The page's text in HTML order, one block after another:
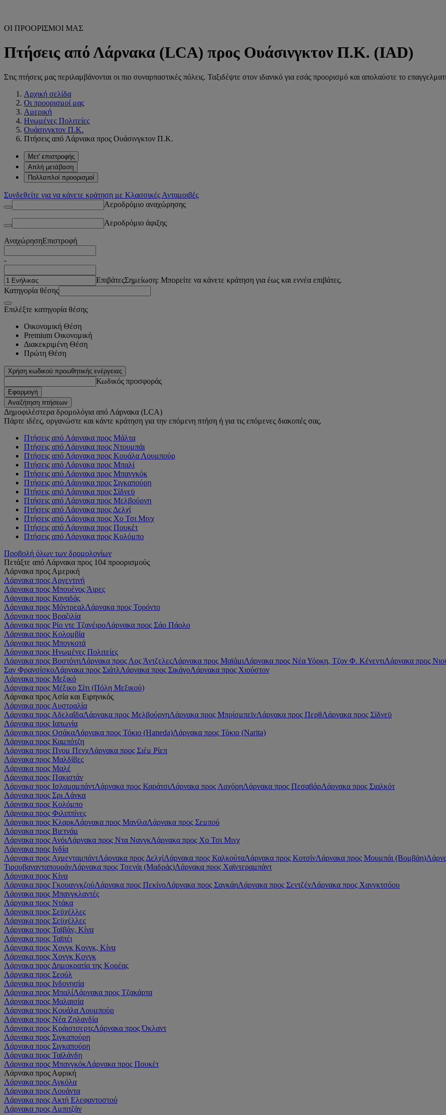
ΟΙ ΠΡΟΟΡΙΣΜΟΙ ΜΑΣ
Πτήσεις από Λάρνακα (LCA) προς Ουάσινγκτον Π.Κ. (IAD)
Στις πτήσεις μας περιλαμβάνονται οι πιο συναρπαστικές πόλεις. Ταξιδέψτε στον ιδανικό για εσάς προορισμό και απολαύστε το
Αρχική σελίδα
Οι προορισμοί μας
Αμερική
Ηνωμένες Πολιτείες
Ουάσινγκτον Π.Κ.
Πτήσεις από Λάρνακα προς Ουάσινγκτον Π.Κ.
Μετ' επιστροφής
Απλή μετάβαση
Πολλαπλοί προορισμοί
Συνδεθείτε για να κάνετε κράτηση με Κλασσικές Ανταμοιβές
Αεροδρόμιο αναχώρησης
Αεροδρόμιο άφιξης
ΑναχώρησηΕπιστροφή
-
ΕπιβάτεςΣημείωση: Μπορείτε να κάνετε κράτηση για έως και εννέα επιβάτες.
Κατηγορία θέσης
Επιλέξτε κατηγορία θέσης
Οικονομική Θέση
Premium Οικονομική
Διακεκριμένη Θέση
Πρώτη Θέση
Χρήση κωδικού προωθητικής ενέργειας
Κωδικός προσφοράς
Εφαρμογή
Αναζήτηση πτήσεων
Δημοφιλέστερα δρομολόγια από Λάρνακα (LCA)
Πάρτε ιδέες, οργανώστε και κάντε κράτηση για την επόμενη πτήση ή για τις επόμενες διακοπές σας.
Πτήσεις από Λάρνακα προς Μάλτα
Πτήσεις από Λάρνακα προς Ντουμπάι
Πτήσεις από Λάρνακα προς Κουάλα Λουμπούρ
Πτήσεις από Λάρνακα προς Μπαλί
Πτήσεις από Λάρνακα προς Μπανγκόκ
Πτήσεις από Λάρνακα προς Σιγκαπούρη
Πτήσεις από Λάρνακα προς Σίδνεϋ
Πτήσεις από Λάρνακα προς Μελβούρνη
Πτήσεις από Λάρνακα προς Δελχί
Πτήσεις από Λάρνακα προς Χο Τσι Μινχ
Πτήσεις από Λάρνακα προς Πουκέτ
Πτήσεις από Λάρνακα προς Κολόμπο
Προβολή όλων των δρομολογίων
Πετάξτε από Λάρνακα προς 104 προορισμούς
Λάρνακα προς Αμερική
Λάρνακα προς Αργεντινή
Λάρνακα προς Μπουένος Άιρες
Λάρνακα προς Καναδάς
Λάρνακα προς ΜόντρεαλΛάρνακα προς Τορόντο
Λάρνακα προς Βραζιλία
Λάρνακα προς Ρίο ντε ΤζανέιροΛάρνακα προς Σάο Πάολο
Λάρνακα προς Κολομβία
Λάρνακα προς Μπογκοτά
Λάρνακα προς Ηνωμένες Πολιτείες
Λάρνακα προς ΒοστόνηΛάρνακα προς Λος ΆντζελεςΛάρνακα προς ΜαϊάμιΛάρνακα προς Νέα Υόρκη, Τζον Φ. ΚένεντιΛάρνακα προς
Σαν ΦρανσίσκοΛάρνακα προς ΣιάτλΛάρνακα προς ΣικάγοΛάρνακα προς Χιούστον
Λάρνακα προς Μεξικό
Λάρνακα προς Μέξικο Σίτι (Πόλη Μεξικού)
Λάρνακα προς Ασία και Ειρηνικός
Λάρνακα προς Αυστραλία
Λάρνακα προς ΑδελαΐδαΛάρνακα προς ΜελβούρνηΛάρνακα προς ΜπρίσμπεϊνΛάρνακα προς ΠερθΛάρνακα προς Σίδνεϋ
Λάρνακα προς Ιαπωνία
Λάρνακα προς ΟσάκαΛάρνακα προς Τόκιο (Haneda)Λάρνακα προς Τόκιο (Narita)
Λάρνακα προς Καμπότζη
Λάρνακα προς Πνομ ΠενχΛάρνακα προς Σιέμ Ρίεπ
Λάρνακα προς Μαλδίβες
Λάρνακα προς Μαλέ
Λάρνακα προς Πακιστάν
Λάρνακα προς ΙσλαμαμπάντΛάρνακα προς ΚαράτσιΛάρνακα προς ΛαχόρηΛάρνακα προς ΠεσαβάρΛάρνακα προς Σιαλκότ
Λάρνακα προς Σρι Λάνκα
Λάρνακα προς Κολόμπο
Λάρνακα προς Φιλιππίνες
Λάρνακα προς ΚλαρκΛάρνακα προς ΜανίλαΛάρνακα προς Σεμπού
Λάρνακα προς Βιετνάμ
Λάρνακα προς ΑνόιΛάρνακα προς Ντα ΝανγκΛάρνακα προς Χο Τσι Μινχ
Λάρνακα προς Ινδία
Λάρνακα προς ΑχμενταμπάντΛάρνακα προς ΔελχίΛάρνακα προς ΚαλκούταΛάρνακα προς ΚοτσίνΛάρνακα προς Μουμπάι (Βομβάη)
ΤιρουβανανταπουράνΛάρνακα προς Τσενάι (Μαδράς)Λάρνακα προς Χαϊντεραμπάντ
Λάρνακα προς Κίνα
Λάρνακα προς ΓκουανγκζούΛάρνακα προς ΠεκίνοΛάρνακα προς ΣαγκάηΛάρνακα προς ΣεντζένΛάρνακα προς Χανγκτσόου
Λάρνακα προς Μπανγκλαντές
Λάρνακα προς Ντάκα
Λάρνακα προς Σεϋχέλλες
Λάρνακα προς Σεϋχέλλες
Λάρνακα προς Ταϊβάν, Κίνα
Λάρνακα προς Ταϊπέι
Λάρνακα προς Χονγκ Κονγκ, Κίνα
Λάρνακα προς Χονγκ Κονγκ
Λάρνακα προς Δημοκρατία της Κορέας
Λάρνακα προς Σεούλ
Λάρνακα προς Ινδονησία
Λάρνακα προς ΜπαλίΛάρνακα προς Τζακάρτα
Λάρνακα προς Μαλαισία
Λάρνακα προς Κουάλα Λουμπούρ
Λάρνακα προς Νέα Ζηλανδία
Λάρνακα προς ΚράιστσερτςΛάρνακα προς Όκλαντ
Λάρνακα προς Σιγκαπούρη
Λάρνακα προς Σιγκαπούρη
Λάρνακα προς Ταϊλάνδη
Λάρνακα προς ΜπανγκόκΛάρνακα προς Πουκέτ
Λάρνακα προς Αφρική
Λάρνακα προς Αγκόλα
Λάρνακα προς Λουάντα
Λάρνακα προς Ακτή Ελεφαντοστού
Λάρνακα προς Αμπιτζάν